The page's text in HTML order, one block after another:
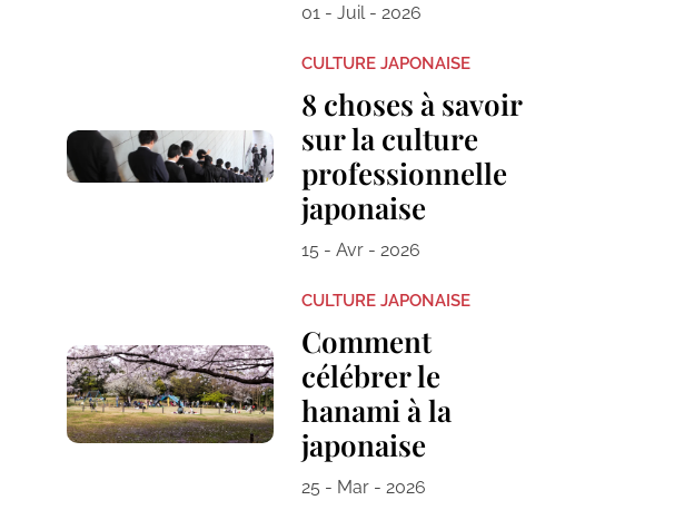
01 - Juil - 2026
CULTURE JAPONAISE
8 choses à savoir
sur la culture
professionnelle
japonaise
15 - Avr - 2026
CULTURE JAPONAISE
Comment
célébrer le
hanami à la
japonaise
25 - Mar - 2026